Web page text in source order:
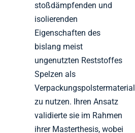
stoßdämpfenden und
isolierenden
Eigenschaften des
bislang meist
ungenutzten Reststoffes
Spelzen als
Verpackungspolstermaterial
zu nutzen. Ihren Ansatz
validierte sie im Rahmen
ihrer Masterthesis, wobei